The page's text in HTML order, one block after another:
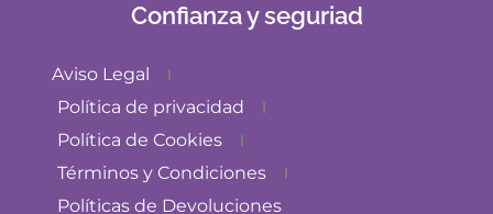
Confianza y seguriad
Aviso Legal
Política de privacidad
Política de Cookies
Términos y Condiciones
Políticas de Devoluciones